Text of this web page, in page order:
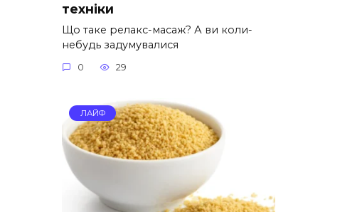
техніки
Що таке релакс-масаж? А ви коли-
небудь задумувалися
0 29
ЛАЙФ